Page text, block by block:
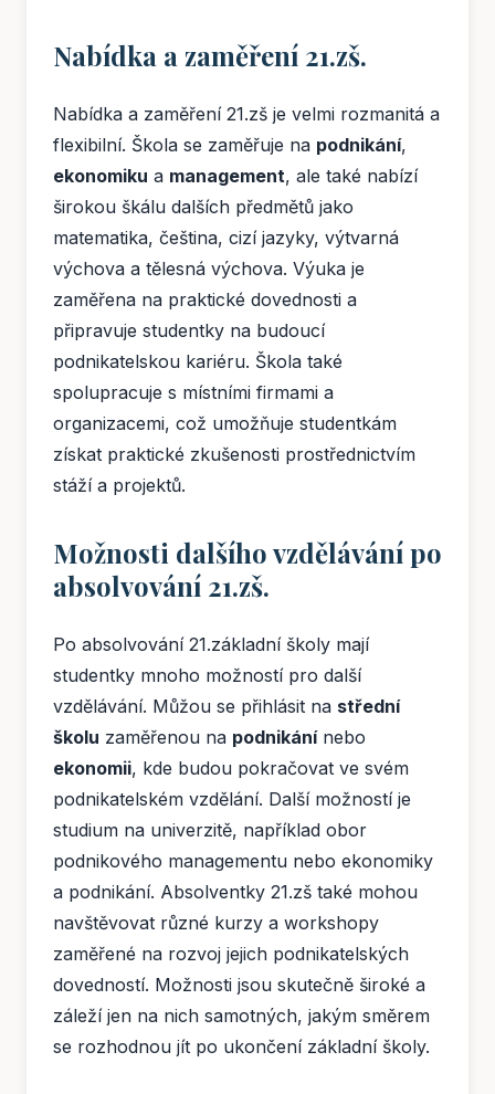
Nabídka a zaměření 21.zš.
Nabídka a zaměření 21.zš je velmi rozmanitá a
flexibilní. Škola se zaměřuje na podnikání,
ekonomiku a management, ale také nabízí
širokou škálu dalších předmětů jako
matematika, čeština, cizí jazyky, výtvarná
výchova a tělesná výchova. Výuka je
zaměřena na praktické dovednosti a
připravuje studentky na budoucí
podnikatelskou kariéru. Škola také
spolupracuje s místními firmami a
organizacemi, což umožňuje studentkám
získat praktické zkušenosti prostřednictvím
stáží a projektů.
Možnosti dalšího vzdělávání po
absolvování 21.zš.
Po absolvování 21.základní školy mají
studentky mnoho možností pro další
vzdělávání. Můžou se přihlásit na střední
školu zaměřenou na podnikánínebo
ekonomii, kde budou pokračovat ve svém
podnikatelském vzdělání. Další možností je
studium na univerzitě, například obor
podnikového managementu nebo ekonomiky
a podnikání. Absolventky 21.zš také mohou
navštěvovat různé kurzy a workshopy
zaměřené na rozvoj jejich podnikatelských
dovedností. Možnosti jsou skutečně široké a
záleží jen na nich samotných, jakým směrem
se rozhodnou jít po ukončení základní školy.